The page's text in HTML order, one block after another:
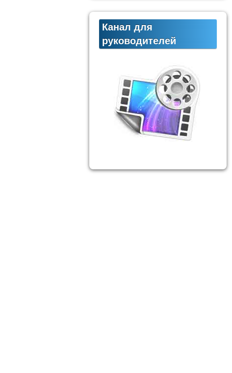
Канал для
руководителей